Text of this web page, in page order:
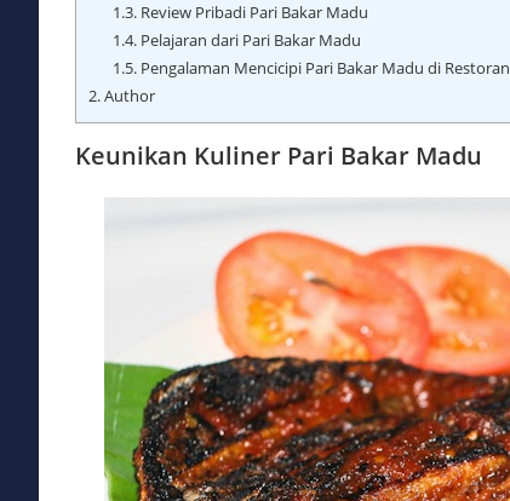
1.3.Review Pribadi Pari Bakar Madu
1.4.Pelajaran dari Pari Bakar Madu
1.5.Pengalaman Mencicipi Pari Bakar Madu di Restoran
2.Author
Keunikan Kuliner Pari Bakar Madu